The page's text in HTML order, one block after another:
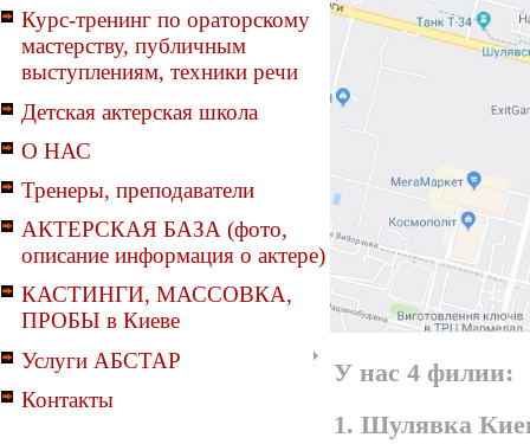
Курс-тренинг по ораторскому
мастерству, публичным
выступлениям, техники речи
Детская актерская школа
О НАС
Тренеры, преподаватели
АКТЕРСКАЯ БАЗА (фото,
описание информация о актере)
КАСТИНГИ, МАССОВКА,
ПРОБЫ в Киеве
Услуги АБСТАР
Контакты
У нас 4 филии:
1. Шулявка